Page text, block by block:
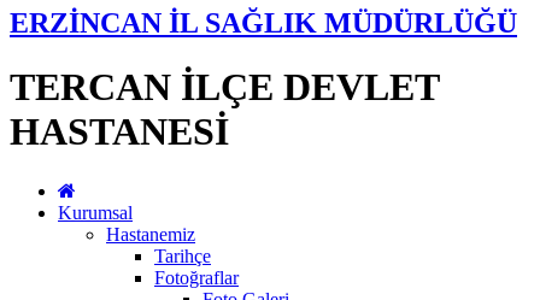
ERZİNCAN İL SAĞLIK MÜDÜRLÜĞÜ
TERCAN İLÇE DEVLET
HASTANESİ
Kurumsal
Hastanemiz
Tarihçe
Fotoğraflar